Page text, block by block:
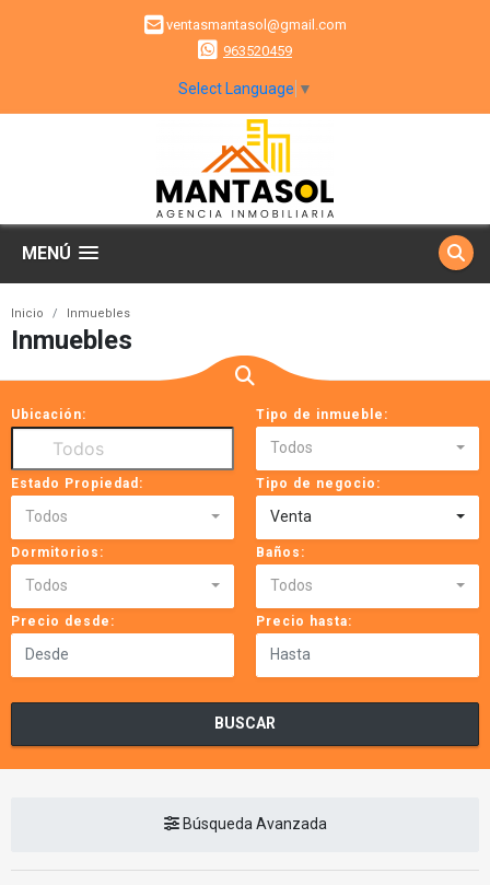
ventasmantasol@gmail.com
963520459
Select Language ▼
MENÚ
Inicio Inmuebles
Inmuebles
Ubicación: Tipo de inmueble:
Todos
Estado Propiedad:
Todos
Tipo de negocio:
Venta
Dormitorios:
Todos
Baños:
Todos
Precio desde: Precio hasta:
BUSCAR
Búsqueda Avanzada